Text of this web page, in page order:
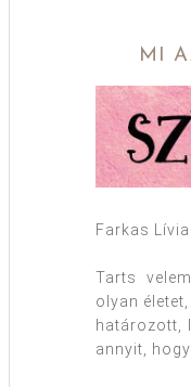
MI
Farkas
Tarts
olyan
határozott,
annyit,